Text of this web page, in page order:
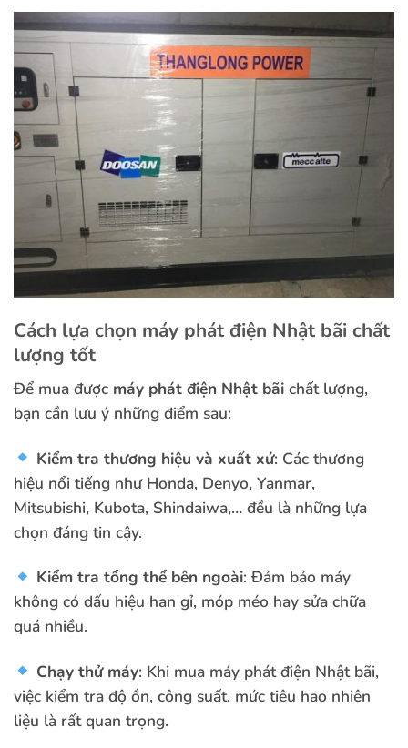
Cách lựa chọn máy phát điện Nhật bãi chất
lượng tốt
Để mua được máy phát điện Nhật bãi chất lượng,
bạn cần lưu ý những điểm sau:
Kiểm tra thương hiệu và xuất xứ: Các thương
hiệu nổi tiếng như Honda, Denyo, Yanmar,
Mitsubishi, Kubota, Shindaiwa,… đều là những lựa
chọn đáng tin cậy.
Kiểm tra tổng thể bên ngoài: Đảm bảo máy
không có dấu hiệu han gỉ, móp méo hay sửa chữa
quá nhiều.
Chạy thử máy: Khi mua máy phát điện Nhật bãi,
việc kiểm tra độ ồn, công suất, mức tiêu hao nhiên
liệu là rất quan trọng.